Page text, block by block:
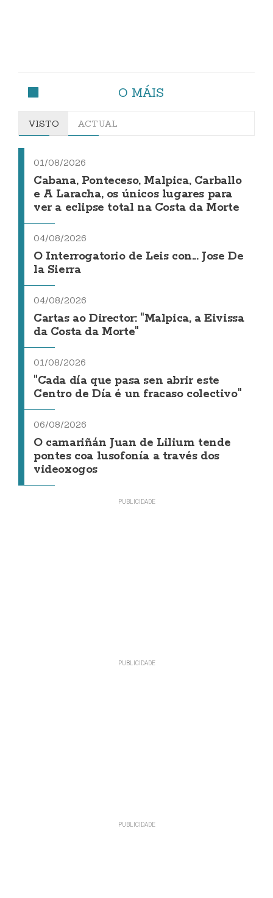
O MÁIS
VISTO ACTUAL
01/08/2026
Cabana, Ponteceso, Malpica, Carballo
e A Laracha, os únicos lugares para
ver a eclipse total na Costa da Morte
04/08/2026
O Interrogatorio de Leis con... Jose De
la Sierra
04/08/2026
Cartas ao Director: "Malpica, a Eivissa
da Costa da Morte"
01/08/2026
"Cada día que pasa sen abrir este
Centro de Día é un fracaso colectivo"
06/08/2026
O camariñán Juan de Lilium tende
pontes coa lusofonía a través dos
videoxogos